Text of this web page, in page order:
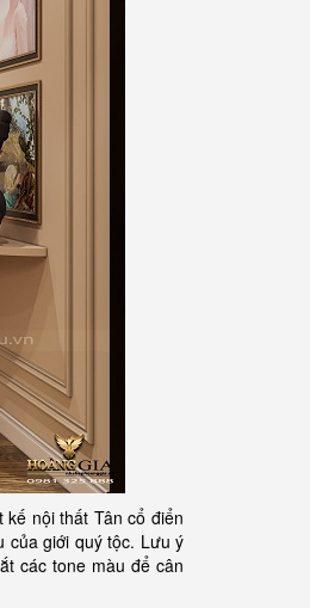
nội thất Tân cổ điển
của giới quý tộc. Lưu ý
các tone màu để cân